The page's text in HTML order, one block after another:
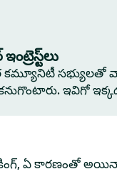
కమ్యూనిటీ
కనుగొంటారు. ఇవిగో
ఏ కారణంతో